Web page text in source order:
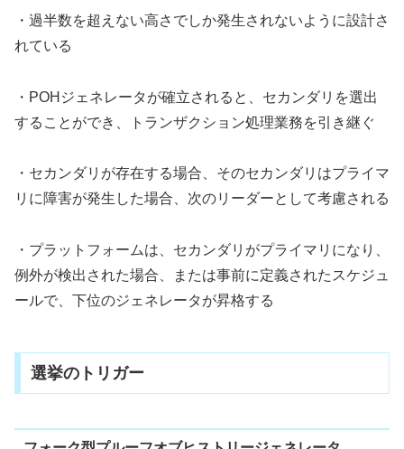
・過半数を超えない高さでしか発生されないように設計さ
れている
・POHジェネレータが確立されると、セカンダリを選出
することができ、トランザクション処理業務を引き継ぐ
・セカンダリが存在する場合、そのセカンダリはプライマ
リに障害が発生した場合、次のリーダーとして考慮される
・プラットフォームは、セカンダリがプライマリになり、
例外が検出された場合、または事前に定義されたスケジュ
ールで、下位のジェネレータが昇格する
選挙のトリガー